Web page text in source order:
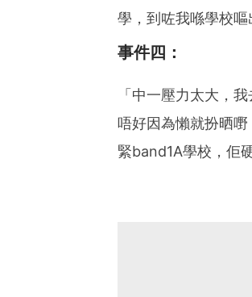
學，到咗我喺學校嘔
事件四：
「中一壓力太大，
唔好因為懶就扮晒
緊band1A學校，佢